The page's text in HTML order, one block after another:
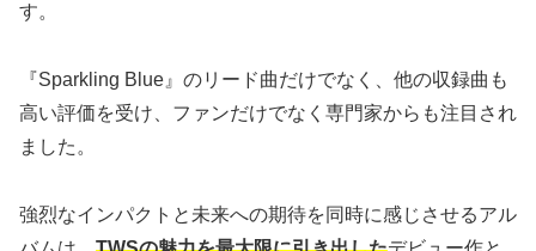
す。
『Sparkling Blue』のリード曲だけでなく、他の収録曲も
高い評価を受け、ファンだけでなく専門家からも注目され
ました。
強烈なインパクトと未来への期待を同時に感じさせるアル